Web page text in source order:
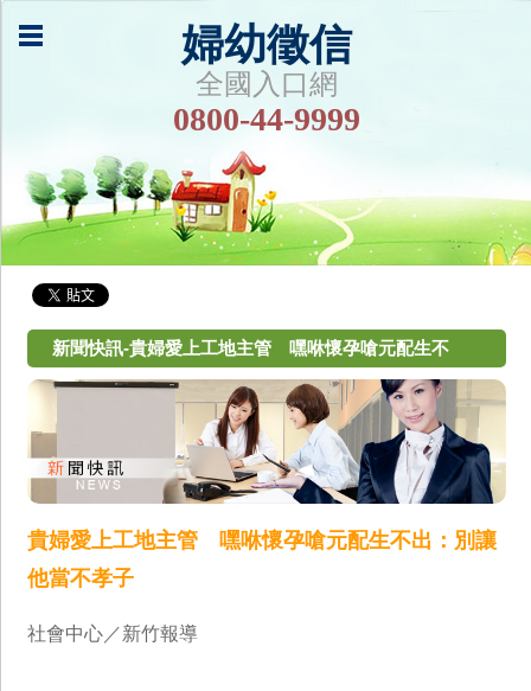
婦幼徵信
全國入口網
0800-44-9999
新聞快訊-貴婦愛上工地主管 嘿咻懷孕嗆元配生不
出：別讓他當不孝子
貴婦愛上工地主管 嘿咻懷孕嗆元配生不出：別讓
他當不孝子
社會中心／新竹報導